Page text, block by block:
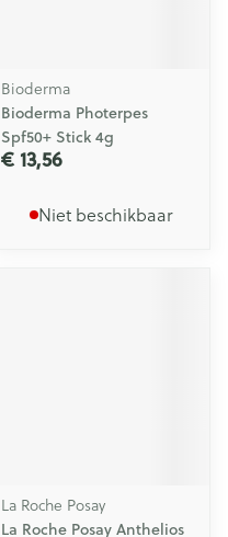
Bioderma
Bioderma Photerpes
Spf50+ Stick 4g
€ 13,56
Niet beschikbaar
La Roche Posay
La Roche Posay Anthelios